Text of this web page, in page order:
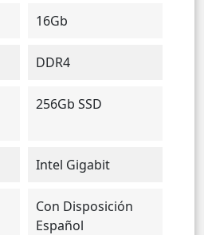
16Gb
DDR4
256Gb SSD
Intel Gigabit
Con Disposición
Español